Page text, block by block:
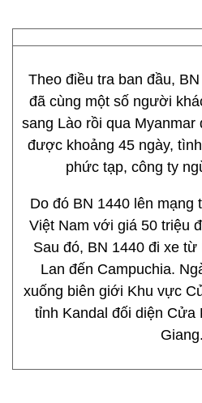
Theo điều tra ban đầu,
đã cùng một số người
sang Lào rồi qua Myanmar
được khoảng 45 ngày,
phức tạp, công ty
Do đó BN 1440 lên
Việt Nam với giá 50 triệu
Sau đó, BN 1440 đi xe
Lan đến Campuchia.
xuống biên giới Khu vực
tỉnh Kandal đối diện Cửa
Giang.